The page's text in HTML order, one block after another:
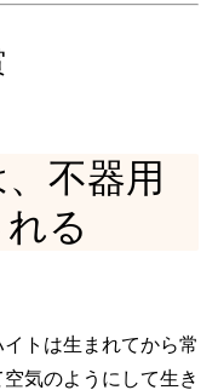
不器用
る
トは生まれてから常
気のようにして生き